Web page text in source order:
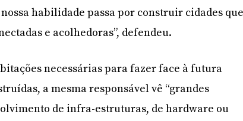
habilidade passa por construir cidades
e acolhedoras”, defendeu.
necessárias para fazer face à futura
a mesma responsável vê “grandes
de infra-estruturas, de hardware ou